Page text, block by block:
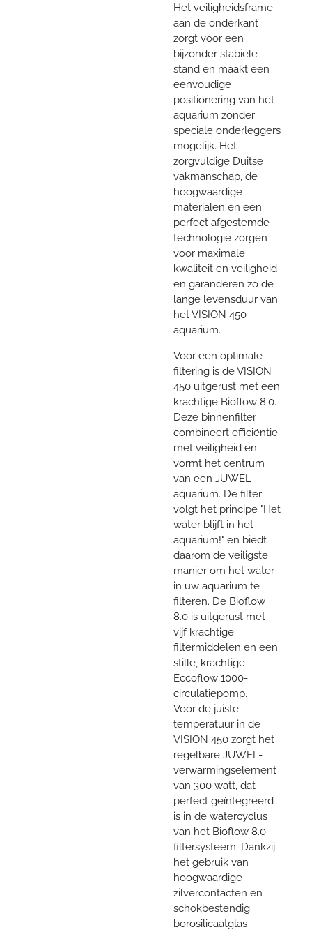
Het veiligheidsframe
aan de onderkant
zorgt voor een
bijzonder stabiele
stand en maakt een
eenvoudige
positionering van het
aquarium zonder
speciale onderleggers
mogelijk. Het
zorgvuldige Duitse
vakmanschap, de
hoogwaardige
materialen en een
perfect afgestemde
technologie zorgen
voor maximale
kwaliteit en veiligheid
en garanderen zo de
lange levensduur van
het VISION 450-
aquarium.
Voor een optimale
filtering is de VISION
450 uitgerust met een
krachtige Bioflow 8.0.
Deze binnenfilter
combineert efficiëntie
met veiligheid en
vormt het centrum
van een JUWEL-
aquarium. De filter
volgt het principe "Het
water blijft in het
aquarium!" en biedt
daarom de veiligste
manier om het water
in uw ​​aquarium te
filteren. De Bioflow
8.0 is uitgerust met
vijf krachtige
filtermiddelen en een
stille, krachtige
Eccoflow 1000-
circulatiepomp.
Voor de juiste
temperatuur in de
VISION 450 zorgt het
regelbare JUWEL-
verwarmingselement
van 300 watt, dat
perfect geïntegreerd
is in de watercyclus
van het Bioflow 8.0-
filtersysteem. Dankzij
het gebruik van
hoogwaardige
zilvercontacten en
schokbestendig
borosilicaatglas